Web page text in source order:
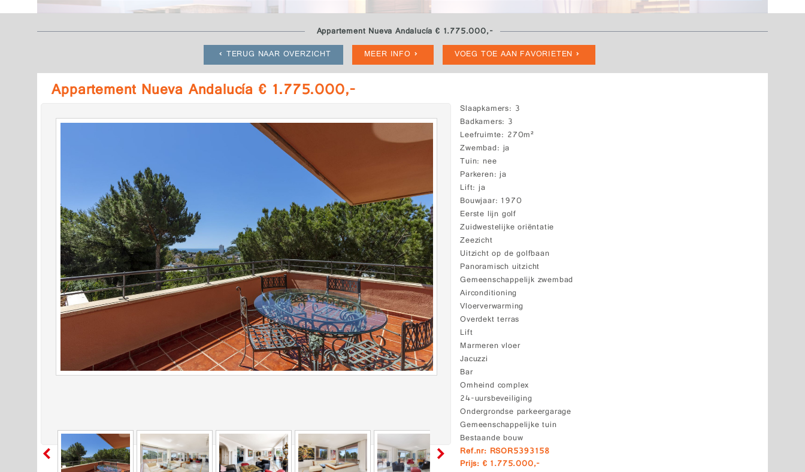
Appartement Nueva Andalucía € 1.775.000,-
TERUG NAAR OVERZICHT
MEER INFO VOEG TOE AAN FAVORIETEN
Appartement Nueva Andalucía € 1.775.000,-
Slaapkamers 3
Badkamers 3
Leefruimte 270m²
Zwembad ja
Tuin nee
Parkeren ja
Lift ja
Bouwjaar 1970
Eerste lijn golf
Zuidwestelijke oriëntatie
Zeezicht
Uitzicht op de golfbaan
Panoramisch uitzicht
Gemeenschappelijk zwembad
Airconditioning
Vloerverwarming
Overdekt terras
Lift
Marmeren vloer
Jacuzzi
Bar
Omheind complex
24-uursbeveiliging
Ondergrondse parkeergarage
Gemeenschappelijke tuin
Bestaande bouw
Ref.nr: RSOR5393158
Prijs: € 1.775.000,-